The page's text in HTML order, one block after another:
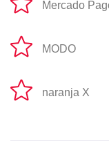
Mercado
MODO
naranja X